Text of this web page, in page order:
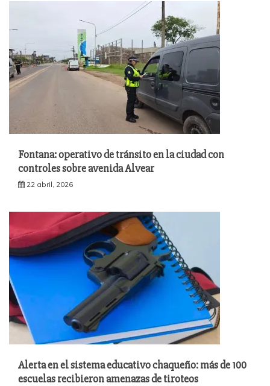
Fontana: operativo de tránsito en la ciudad con
controles sobre avenida Alvear
22 abril, 2026
Alerta en el sistema educativo chaqueño: más de 100
escuelas recibieron amenazas de tiroteos